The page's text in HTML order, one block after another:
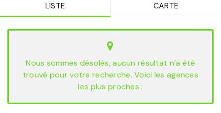
LISTE CARTE
Nous sommes désolés, aucun résultat n’a été
trouvé pour votre recherche. Voici les agences
les plus proches :